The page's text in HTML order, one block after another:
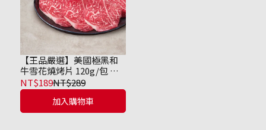
【王品嚴選】美國極黑和
牛雪花燒烤片 120g/包 效
期至2026/09/15
NT$189NT$289
加入購物車